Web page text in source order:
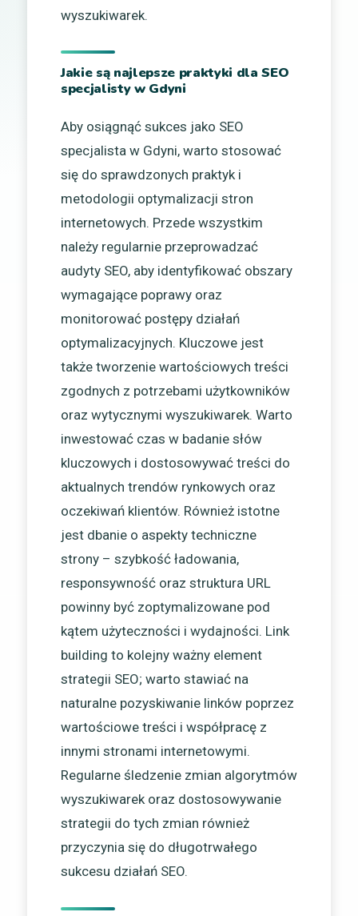
wyszukiwarek.
Jakie są najlepsze praktyki dla SEO
specjalisty w Gdyni
Aby osiągnąć sukces jako SEO
specjalista w Gdyni, warto stosować
się do sprawdzonych praktyk i
metodologii optymalizacji stron
internetowych. Przede wszystkim
należy regularnie przeprowadzać
audyty SEO, aby identyfikować obszary
wymagające poprawy oraz
monitorować postępy działań
optymalizacyjnych. Kluczowe jest
także tworzenie wartościowych treści
zgodnych z potrzebami użytkowników
oraz wytycznymi wyszukiwarek. Warto
inwestować czas w badanie słów
kluczowych i dostosowywać treści do
aktualnych trendów rynkowych oraz
oczekiwań klientów. Również istotne
jest dbanie o aspekty techniczne
strony – szybkość ładowania,
responsywność oraz struktura URL
powinny być zoptymalizowane pod
kątem użyteczności i wydajności. Link
building to kolejny ważny element
strategii SEO; warto stawiać na
naturalne pozyskiwanie linków poprzez
wartościowe treści i współpracę z
innymi stronami internetowymi.
Regularne śledzenie zmian algorytmów
wyszukiwarek oraz dostosowywanie
strategii do tych zmian również
przyczynia się do długotrwałego
sukcesu działań SEO.